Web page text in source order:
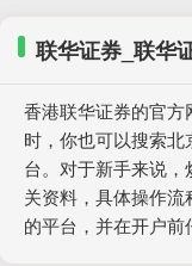
联华证券_联华
香港联华证券的官
时，你也可以搜索
台。对于新手来说
关资料，具体操作
的平台，并在开户前